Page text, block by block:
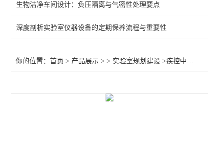
生物洁净车间设计：负压隔离与气密性处理要点
深度剖析实验室仪器设备的定期保养流程与重要性
你的位置：首页 > 产品展示 > > 实验室规划建设 >疾控中心实验室规划